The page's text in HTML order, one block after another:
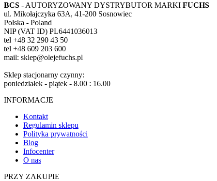
BCS - AUTORYZOWANY DYSTRYBUTOR MARKI FUCHS
ul. Mikołajczyka 63A, 41-200 Sosnowiec
Polska - Poland
NIP (VAT ID) PL6441036013
tel +48 32 290 43 50
tel +48 609 203 600
mail: sklep@olejefuchs.pl
Sklep stacjonarny czynny:
poniedziałek - piątek - 8.00 : 16.00
INFORMACJE
Kontakt
Regulamin sklepu
Polityka prywatności
Blog
Infocenter
O nas
PRZY ZAKUPIE